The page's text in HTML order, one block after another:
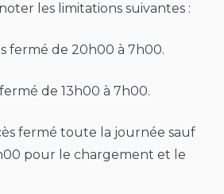
les limitations suivantes :
fermé de 20h00 à 7h00.
de 13h00 à 7h00.
fermé toute la journée sauf
pour le chargement et le